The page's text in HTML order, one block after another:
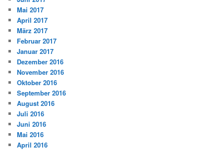
Mai 2017
April 2017
März 2017
Februar 2017
Januar 2017
Dezember 2016
November 2016
Oktober 2016
September 2016
August 2016
Juli 2016
Juni 2016
Mai 2016
April 2016